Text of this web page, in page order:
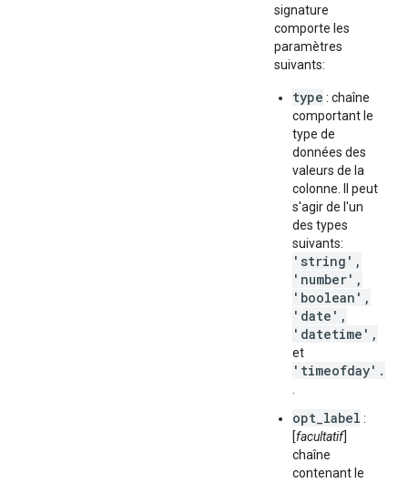
signature
comporte les
paramètres
suivants:
type : chaîne
comportant le
type de
données des
valeurs de la
colonne. Il peut
s'agir de l'un
des types
suivants:
'string',
'number',
'boolean',
'date',
'datetime',
et
'timeofday'.
opt_label :
[facultatif]
chaîne
contenant le